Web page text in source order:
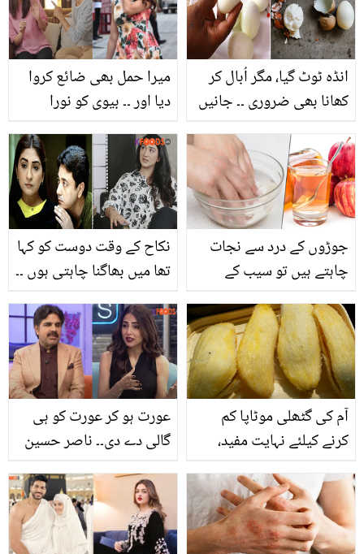
میرا حمل بھی ضائع کروا
دیا اور ۔۔ بیوی کو نورا
جنون میں شوہر نے کون
سی حدیں پار کر دیں؟
انڈہ ٹوٹ گیا، مگر اُبال کر
کھانا بھی ضروری ۔۔ جانیں
طریقہ جس میں انڈہ پھٹے
گا نہیں، ویڈیو
نکاح کے وقت دوست کو کہا
تھا میں بھاگنا چاہتی ہوں ۔۔
9 سال بعد طلاق لیتے ہوئے
کیا کہا؟
جوڑوں کے درد سے نجات
چاہتے ہیں تو سیب کے
بھگوئیں اور ناقابل یقین
نتائج دیکھ کر دنگ رہ
جائیں
عورت ہو کر عورت کو ہی
گالی دے دی۔۔ ناصر حسین
گیا! اشنا شاہ نے ایسے کیا
نازیبا الفاظ کہے کہ صارفین
نے آڑے ہاتھوں لے لیا
آم کی گٹھلی موٹاپا کم
کرنے کیلئے نہایت مفید،